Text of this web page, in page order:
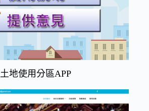
土地使用分區APP